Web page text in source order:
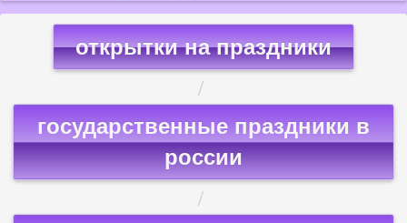
открытки на праздники
государственные праздники в
россии